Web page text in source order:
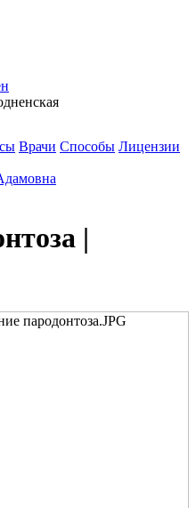
Врачи Способы Лицензии
|